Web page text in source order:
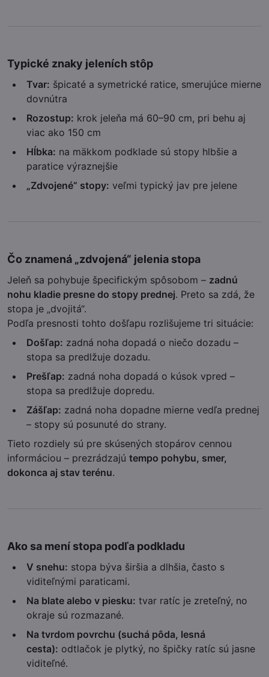
Typické znaky jeleních stôp
Tvar: špicaté a symetrické ratice, smerujúce mierne
dovnútra
Rozostup: krok jeleňa má 60–90 cm, pri behu aj
viac ako 150 cm
Hĺbka: na mäkkom podklade sú stopy hlbšie a
paratice výraznejšie
„Zdvojené“ stopy: veľmi typický jav pre jelene
Čo znamená „zdvojená“ jelenia stopa
Jeleň sa pohybuje špecifickým spôsobom – zadnú
nohu kladie presne do stopy prednej. Preto sa zdá, že
stopa je „dvojitá“.
Podľa presnosti tohto došľapu rozlišujeme tri situácie:
Došľap: zadná noha dopadá o niečo dozadu –
stopa sa predlžuje dozadu.
Prešľap: zadná noha dopadá o kúsok vpred –
stopa sa predlžuje dopredu.
Zášľap: zadná noha dopadne mierne vedľa prednej
– stopy sú posunuté do strany.
Tieto rozdiely sú pre skúsených stopárov cennou
informáciou – prezrádzajú tempo pohybu, smer,
dokonca aj stav terénu.
Ako sa mení stopa podľa podkladu
V snehu: stopa býva širšia a dlhšia, často s
viditeľnými paraticami.
Na blate alebo v piesku: tvar ratíc je zreteľný, no
okraje sú rozmazané.
Na tvrdom povrchu (suchá pôda, lesná
cesta): odtlačok je plytký, no špičky ratíc sú jasne
viditeľné.